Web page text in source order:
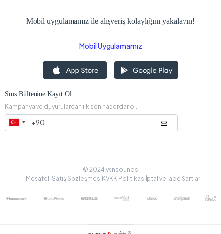
Mobil uygulamamız ile alışveriş kolaylığını yakalayın!
Mobil Uygulamamız
Sms Bültenine Kayıt Ol
Kampanya ve duyurulardan ilk sen haberdar ol.
© 2024 ysnsounds
Mesafeli Satış Sözleşmesi KVKK Politikasıİptal ve İade Şartları